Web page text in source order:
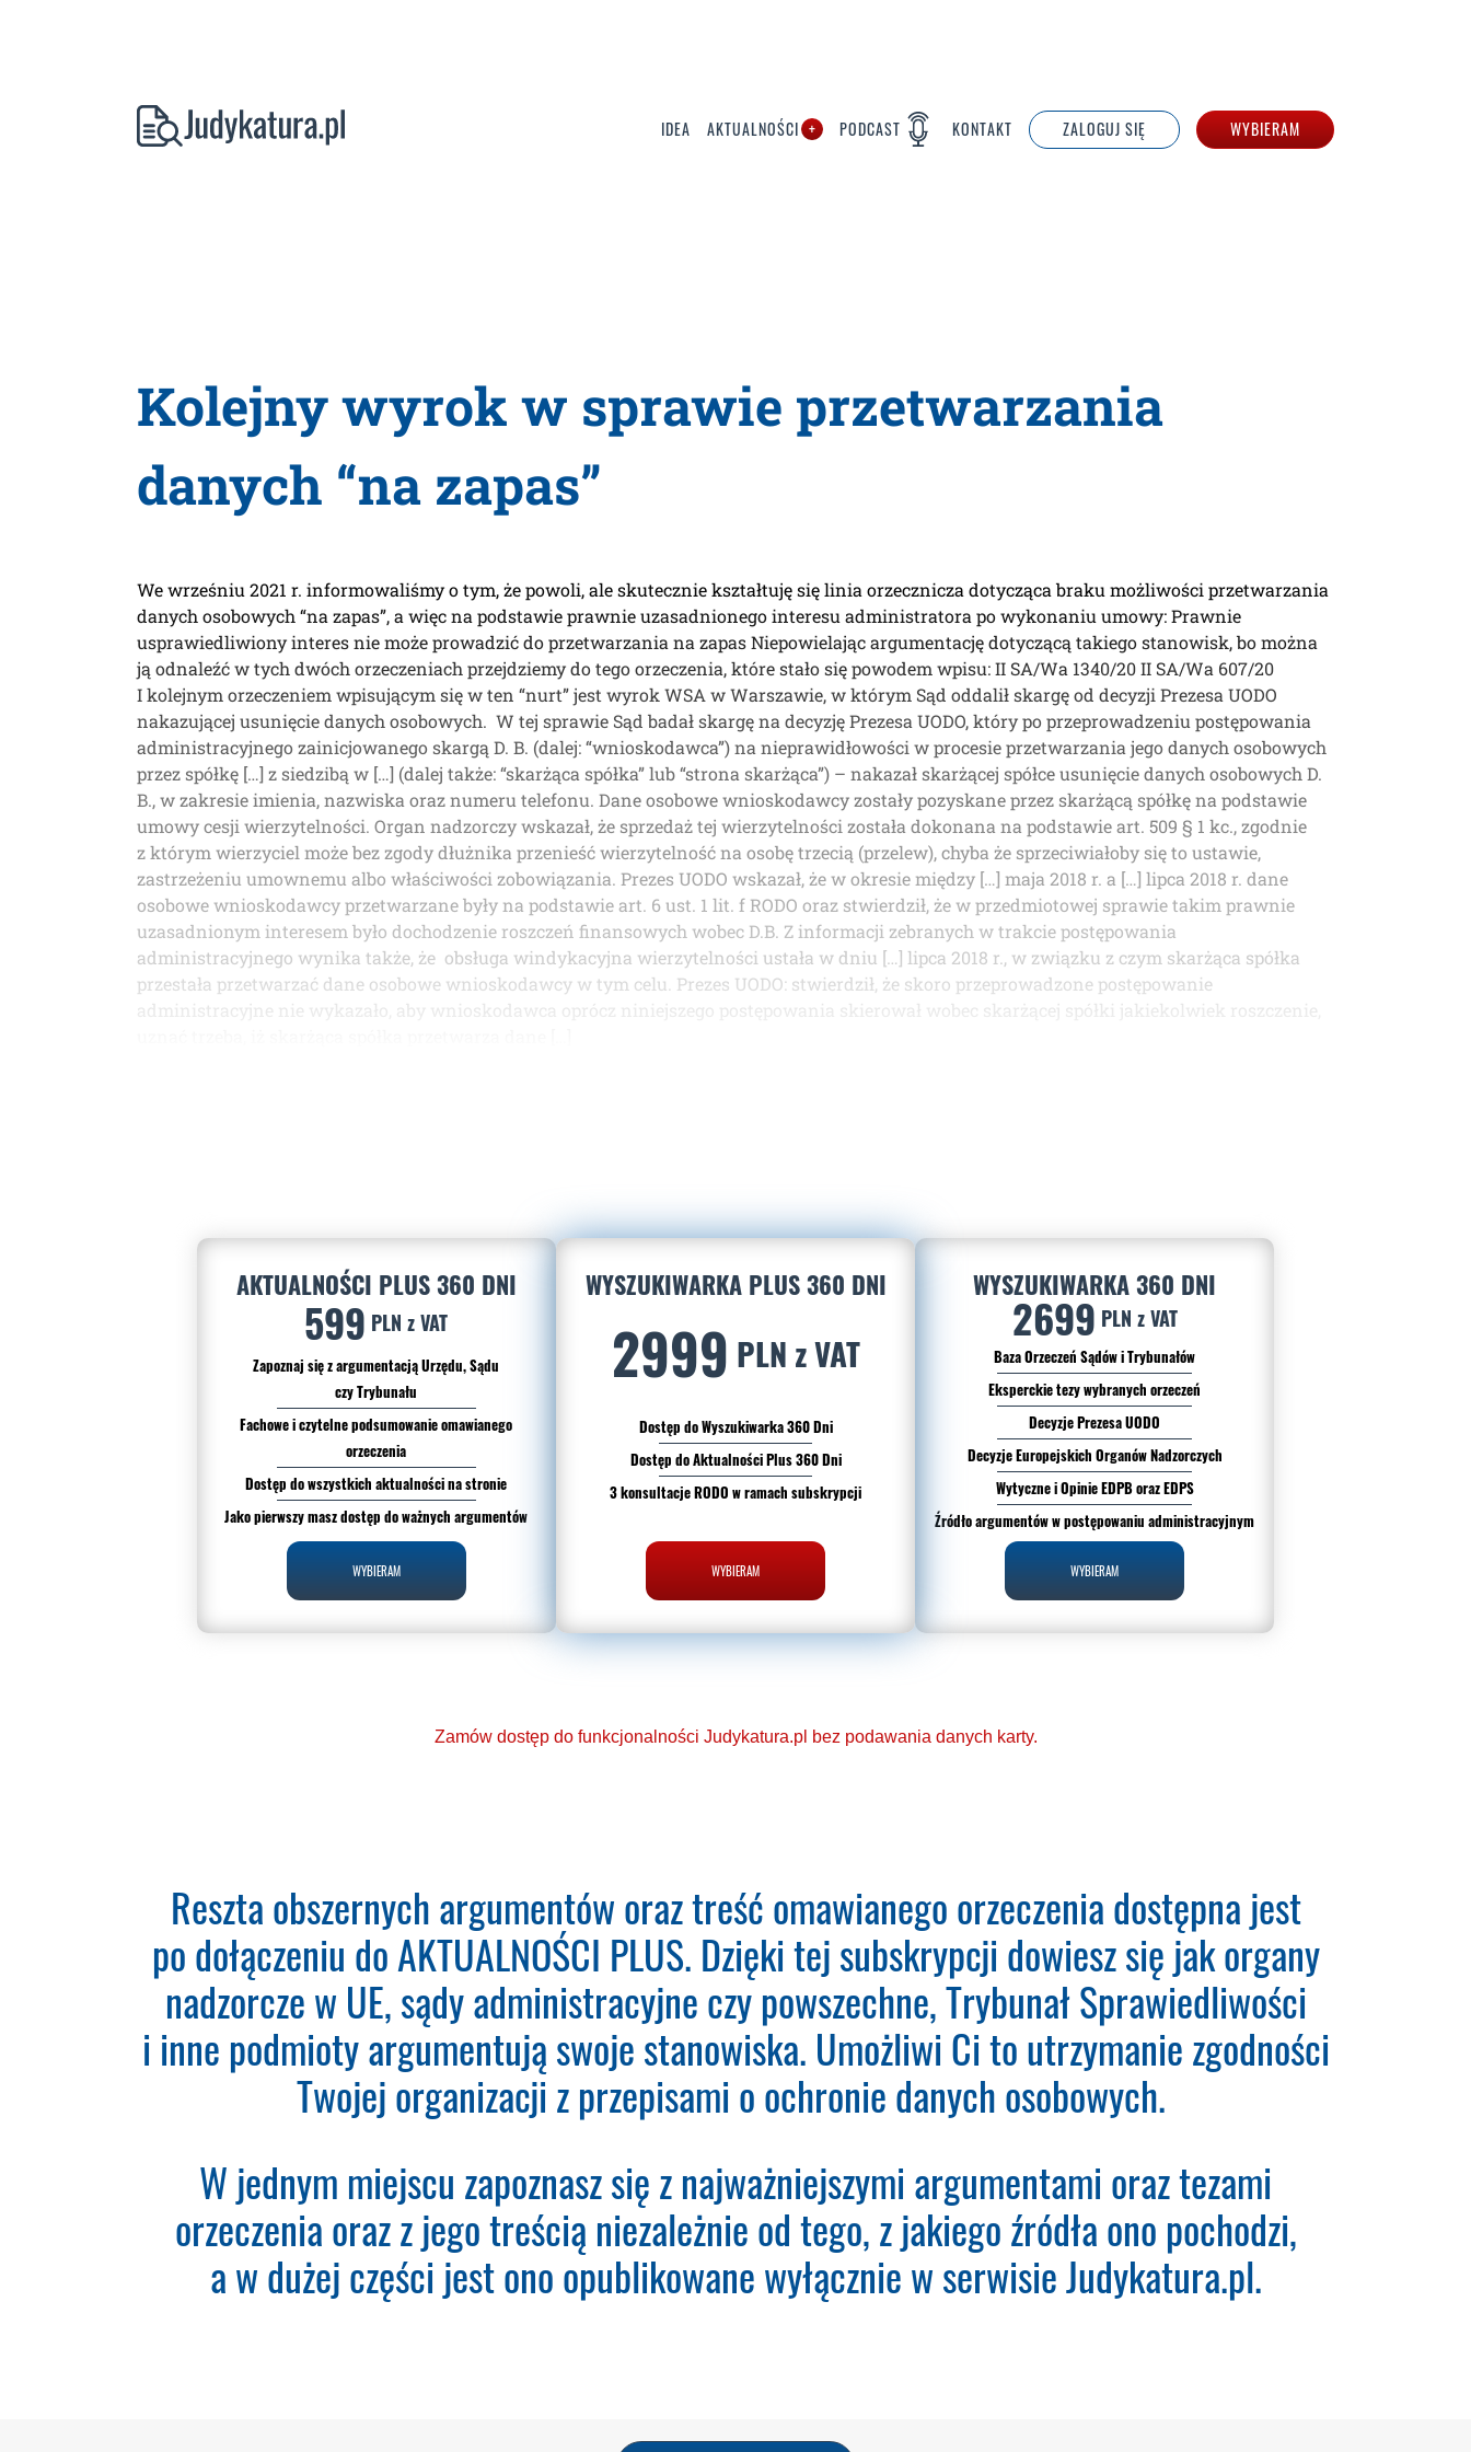
IDEA AKTUALNOŚCI PODCAST KONTAKT ZALOGUJ SIĘ WYBIERAM
Kolejny wyrok w sprawie przetwarzania
danych “na zapas”
We wrześniu 2021 r. informowaliśmy o tym, że powoli, ale skutecznie kształtuję się linia orzecznicza dotycząca braku możliwości przetwarzania
danych osobowych “na zapas”, a więc na podstawie prawnie uzasadnionego interesu administratora po wykonaniu umowy: Prawnie
usprawiedliwiony interes nie może prowadzić do przetwarzania na zapas Niepowielając argumentację dotyczącą takiego stanowisk, bo można
ją odnaleźć w tych dwóch orzeczeniach przejdziemy do tego orzeczenia, które stało się powodem wpisu: II SA/Wa 1340/20 II SA/Wa 607/20
I kolejnym orzeczeniem wpisującym się w ten “nurt” jest wyrok WSA w Warszawie, w którym Sąd oddalił skargę od decyzji Prezesa UODO
nakazującej usunięcie danych osobowych. W tej sprawie Sąd badał skargę na decyzję Prezesa UODO, który po przeprowadzeniu postępowania
administracyjnego zainicjowanego skargą D. B. (dalej: “wnioskodawca”) na nieprawidłowości w procesie przetwarzania jego danych osobowych
przez spółkę […] z siedzibą w […] (dalej także: “skarżąca spółka” lub “strona skarżąca”) – nakazał skarżącej spółce usunięcie danych osobowych D.
B., w zakresie imienia, nazwiska oraz numeru telefonu. Dane osobowe wnioskodawcy zostały pozyskane przez skarżącą spółkę na podstawie
umowy cesji wierzytelności. Organ nadzorczy wskazał, że sprzedaż tej wierzytelności została dokonana na podstawie art. 509 § 1 kc., zgodnie
z którym wierzyciel może bez zgody dłużnika przenieść wierzytelność na osobę trzecią (przelew), chyba że sprzeciwiałoby się to ustawie,
zastrzeżeniu umownemu albo właściwości zobowiązania. Prezes UODO wskazał, że w okresie między […] maja 2018 r. a […] lipca 2018 r. dane
osobowe wnioskodawcy przetwarzane były na podstawie art. 6 ust. 1 lit. f RODO oraz stwierdził, że w przedmiotowej sprawie takim prawnie
uzasadnionym interesem było dochodzenie roszczeń finansowych wobec D.B. Z informacji zebranych w trakcie postępowania
administracyjnego wynika także, że obsługa windykacyjna wierzytelności ustała w dniu […] lipca 2018 r., w związku z czym skarżąca spółka
przestała przetwarzać dane osobowe wnioskodawcy w tym celu. Prezes UODO: stwierdził, że skoro przeprowadzone postępowanie
administracyjne nie wykazało, aby wnioskodawca oprócz niniejszego postępowania skierował wobec skarżącej spółki jakiekolwiek roszczenie,
AKTUALNOŚCI PLUS 360 DNI
599 PLN z VAT
Zapoznaj się z argumentacją Urzędu, Sądu
czy Trybunału
Fachowe i czytelne podsumowanie omawianego
orzeczenia
Dostęp do wszystkich aktualności na stronie
Jako pierwszy masz dostęp do ważnych argumentów
WYBIERAM
WYSZUKIWARKA PLUS 360 DNI
2999 PLN z VAT
Dostęp do Wyszukiwarka 360 Dni
Dostęp do Aktualności Plus 360 Dni
3 konsultacje RODO w ramach subskrypcji
WYBIERAM
WYSZUKIWARKA 360 DNI
2699 PLN z VAT
Baza Orzeczeń Sądów i Trybunałów
Eksperckie tezy wybranych orzeczeń
Decyzje Prezesa UODO
Decyzje Europejskich Organów Nadzorczych
Wytyczne i Opinie EDPB oraz EDPS
Źródło argumentów w postępowaniu administracyjnym
WYBIERAM
Zamów dostęp do funkcjonalności Judykatura.pl bez podawania danych karty.
Ponad 2000 orzeczeń o Ochronie Danych Osobowych (RODO). Codzienna
aktualizacja bazy orzeczeń.
Teraz zamawiasz Szkolenie RODO - Inspektor Ochrony Danych. Nie musisz podawać karty płatniczej.Wystarczy,
że wypełnisz formularz a na podany adres e-mail otrzymasz fakturę VAT do opłacenia.Ważne:Dopiero po
zaksięgowaniu płatności – system utworzy konto użytkownika oraz uruchomi subskrypcję. Dopiero od tego
momentu rozpoczyna się okres Subskrypcji.
Aktualności Plus 360
Wyszukiwarka 360
Wyszukiwarka Plus 360 dni
Adres e-mail:
Reszta obszernych argumentów oraz treść omawianego orzeczenia dostępna jest
po dołączeniu do AKTUALNOŚCI PLUS. Dzięki tej subskrypcji dowiesz się jak organy
nadzorcze w UE, sądy administracyjne czy powszechne, Trybunał Sprawiedliwości
i inne podmioty argumentują swoje stanowiska. Umożliwi Ci to utrzymanie zgodności
Twojej organizacji z przepisami o ochronie danych osobowych.
W jednym miejscu zapoznasz się z najważniejszymi argumentami oraz tezami
orzeczenia oraz z jego treścią niezależnie od tego, z jakiego źródła ono pochodzi,
a w dużej części jest ono opublikowane wyłącznie w serwisie Judykatura.pl.